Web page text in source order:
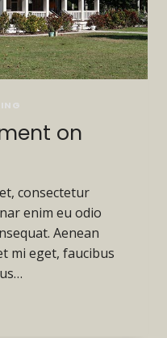
on
consectetur
enim eu odio
Aenean
mi eget, faucibus